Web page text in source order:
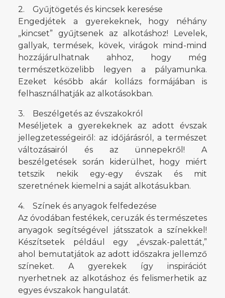
2. Gyűjtögetés és kincsek keresése
Engedjétek a gyerekeknek, hogy néhány
„kincset” gyűjtsenek az alkotáshoz! Levelek,
gallyak, termések, kövek, virágok mind-mind
hozzájárulhatnak ahhoz, hogy még
természetközelibb legyen a pályamunka.
Ezeket később akár kollázs formájában is
felhasználhatják az alkotásokban.
3. Beszélgetés az évszakokról
Meséljetek a gyerekeknek az adott évszak
jellegzetességeiről: az időjárásról, a természet
változásairól és az ünnepekről! A
beszélgetések során kiderülhet, hogy miért
tetszik nekik egy-egy évszak és mit
szeretnének kiemelni a saját alkotásukban.
4. Színek és anyagok felfedezése
Az óvodában festékek, ceruzák és természetes
anyagok segítségével játsszatok a színekkel!
Készítsetek például egy „évszak-palettát,”
ahol bemutatjátok az adott időszakra jellemző
színeket. A gyerekek így inspirációt
nyerhetnek az alkotáshoz és felismerhetik az
egyes évszakok hangulatát.